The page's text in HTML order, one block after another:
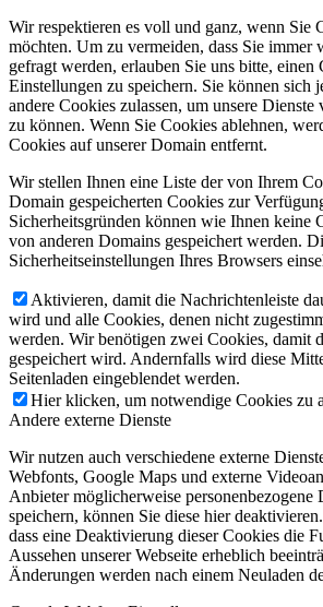
Wir respektieren es voll und ganz, wenn Sie
möchten. Um zu vermeiden, dass Sie immer
gefragt werden, erlauben Sie uns bitte,
Einstellungen zu speichern. Sie können sich
andere Cookies zulassen, um unsere
zu können. Wenn Sie Cookies ablehnen,
Cookies auf unserer Domain entfernt.
Wir stellen Ihnen eine Liste der von Ihrem
Domain gespeicherten Cookies zur
Sicherheitsgründen können wie Ihnen keine
von anderen Domains gespeichert werden.
Sicherheitseinstellungen Ihres Browsers
Aktivieren, damit die Nachrichtenleiste
wird und alle Cookies, denen nicht
werden. Wir benötigen zwei Cookies, damit
gespeichert wird. Andernfalls wird diese
Seitenladen eingeblendet werden.
Hier klicken, um notwendige Cookies zu
Andere externe Dienste
Wir nutzen auch verschiedene externe
Webfonts, Google Maps und externe
Anbieter möglicherweise personenbezogene
speichern, können Sie diese hier
dass eine Deaktivierung dieser Cookies die
Aussehen unserer Webseite erheblich
Änderungen werden nach einem Neuladen